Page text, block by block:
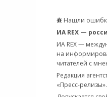
Нашли
ИА REX —
ИА REX —
на
читателей с
Редакция
«Пресс-релизы».